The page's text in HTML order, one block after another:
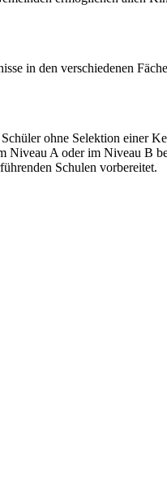
in den verschiedenen
ohne Selektion einer
Niveau A oder im Niveau B
Schulen vorbereitet.